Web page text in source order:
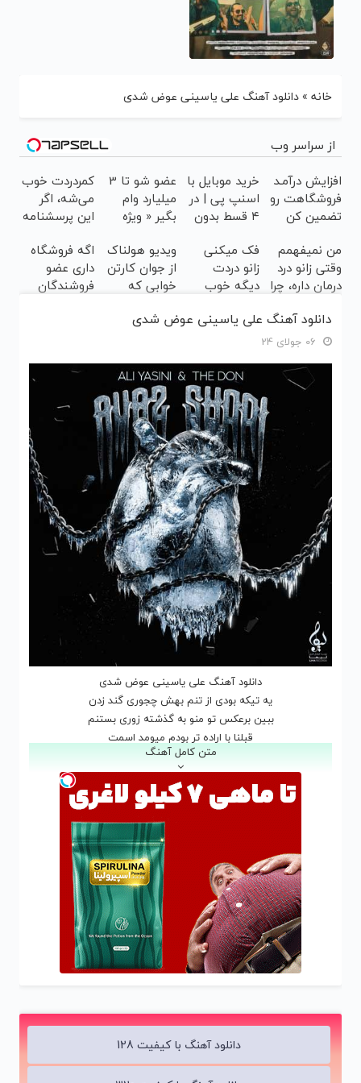
خانه » دانلود آهنگ علی یاسینی عوض شدی
از سراسر وب
افزایش درآمـد
فروشگاهت رو
تضمین کن
خرید موبایل با
اسنپ پی | در
۴ قسط بدون
عضو شو تا 3
میلیارد وام
بگیر « ویژه
کمردردت خوب
می‌شه، اگر
این پرسشنامه
من نمیفهمم
وقتی زانو درد
درمان داره، چرا
تحمل میکنی؟
فک میکنی
زانو دردت
دیگه خوب
(◂پرسش‌نامه)
ویدیو هولناک
از جوان کارتن
خوابی که
آموزش رایگان
اگه فروشگاه
داری عضو
فروشندگان
دانلود آهنگ علی یاسینی عوض شدی
دانلود آهنگ علی یاسینی عوض شدی
یه تیکه بودی از تنم بهش چجوری گند زدن
ببین برعکس تو منو به گذشته زوری بستنم
قبلنا با اراده تر بودم میومد اسمت
نمیزدم تنها از خونه بیرون از حرصت
بودیم معروف ترین عشق میون قصه ها
چقدر گفتم دیگه نمیاد دیوونه مثلت
قبلنا عکسامون بود همه به دیوارو
هیچ جایی ندیدم اون خنده ی زیبا رو
نمیشنید شکستن بغضمو کسی
اشکامو ندیدن تو جمع رفیقامو
قبلنا با تو چقدر آرزوهام فرق داشت
از اولی تا آخریش بودی تو همراش
کنار هم بودیم یه دنیا نبود حریفمون
قسم میخوردن عشقمونو کل شهر پاش
الانم که تنها بغض قلب منی منتظرم یه موقع زنگ بزنی
حیف که نشد تو هم بفهمی نقطه ضعف منی
ببین برعکس تو منو به گذشته زوری بستنم
ببین برعکس تو منو به گذشته زوری بستنم
تو عوض شدی از تو چشات میشه دید
متن کامل آهنگ
دانلود آهنگ با کیفیت 128